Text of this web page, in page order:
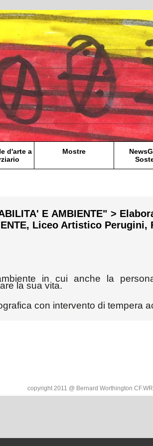
d'arte a
Mostre
E AMBIENTE" >
Liceo Artistico Perugini,
in cui anche la
la sua vita.
con intervento di tempera
copyright 2011 @ Bernard Worthington